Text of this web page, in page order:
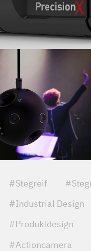
#Stegreif
#Industrial Design
#Produktdesign
#Actioncamera